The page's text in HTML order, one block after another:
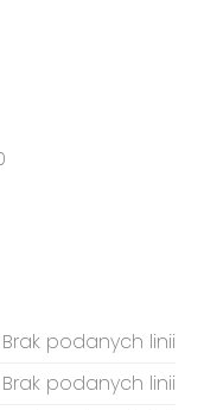
Brak podanych linii
Brak podanych linii